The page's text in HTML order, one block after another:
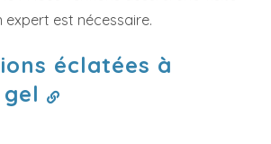
expert est nécessaire.
éclatées à